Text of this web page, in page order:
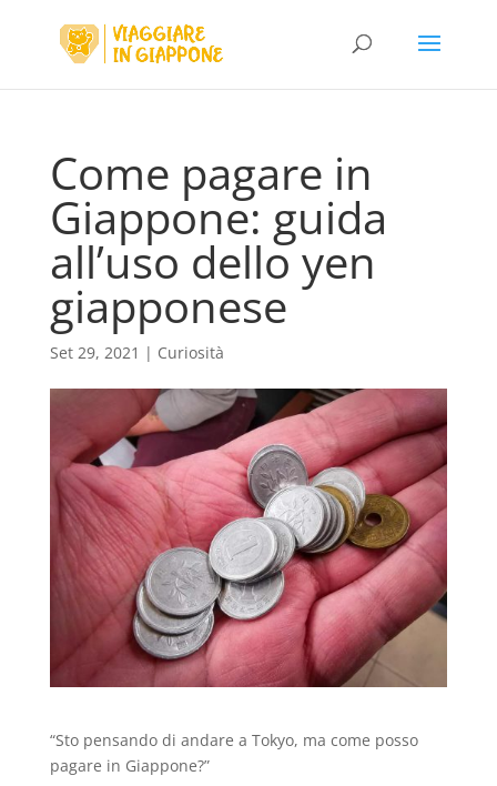
Come pagare in
Giappone: guida
all’uso dello yen
giapponese
Set 29, 2021 | Curiosità
“Sto pensando di andare a Tokyo, ma come posso
pagare in Giappone?”